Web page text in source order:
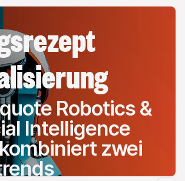
Robotics &
Intelligence
zwei